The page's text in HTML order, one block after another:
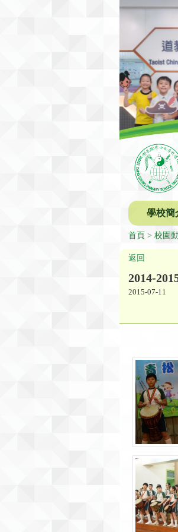
學校簡
首頁 校園
返回
2014-
2015-07-11